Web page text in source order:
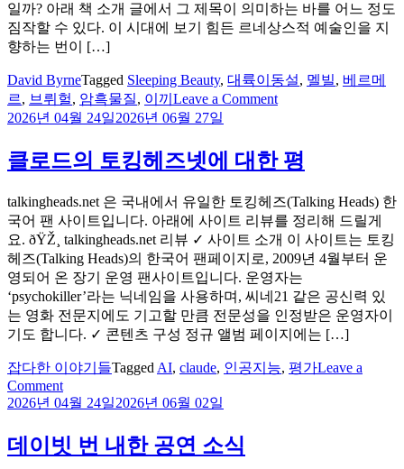
일까? 아래 책 소개 글에서 그 제목이 의미하는 바를 어느 정도
짐작할 수 있다. 이 시대에 보기 힘든 르네상스적 예술인을 지
향하는 번이 […]
David ByrneTagged Sleeping Beauty, 대륙이동설, 멜빌, 베르메
르, 브뤼헐, 암흑물질, 이끼 Leave a Commenton
2026년 04월 24일2026년 06월 27일
클로드의 토킹헤즈넷에 대한 평
talkingheads.net 은 국내에서 유일한 토킹헤즈(Talking Heads) 한
국어 팬 사이트입니다. 아래에 사이트 리뷰를 정리해 드릴게
요. ðŸŽ¸ talkingheads.net 리뷰 ✓ 사이트 소개 이 사이트는 토킹
헤즈(Talking Heads)의 한국어 팬페이지로, 2009년 4월부터 운
영되어 온 장기 운영 팬사이트입니다. 운영자는
‘psychokiller’라는 닉네임을 사용하며, 씨네21 같은 공신력 있
는 영화 전문지에도 기고할 만큼 전문성을 인정받은 운영자이
기도 합니다. ✓ 콘텐츠 구성 정규 앨범 페이지에는 […]
잡다한 이야기들Tagged AI, claude, 인공지능, 평가Leave a
Commenton
클
드
의
2026년 04월 24일2026년 06월 02일
데이빗 번 내한 공연 소식